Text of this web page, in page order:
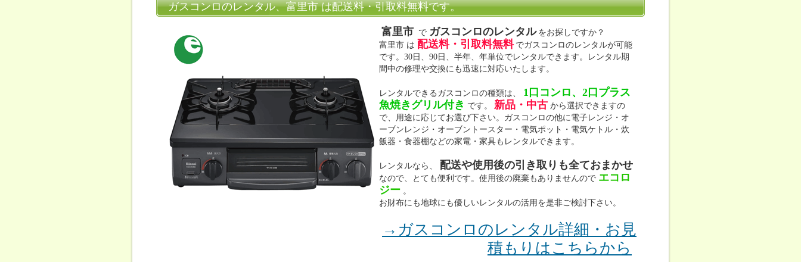
ガスコンロのレンタル、富里市 は配送料・引取料無料です。
富里市 で ガスコンロのレンタル をお探しですか？
富里市 は 配送料・引取料無料 でガスコンロのレンタルが可能
です。30日、90日、半年、年単位でレンタルできます。レンタル期
間中の修理や交換にも迅速に対応いたします。
レンタルできるガスコンロの種類は、
1口コンロ、2口プラス
魚焼きグリル付き です。 新品・中古 から選択できますの
で、用途に応じてお選び下さい。ガスコンロの他に電子レンジ・オ
ーブンレンジ・オーブントースター・電気ポット・電気ケトル・炊
飯器・食器棚などの家電・家具もレンタルできます。
レンタルなら、 配送や使用後の引き取りも全ておまかせ
なので、とても便利です。使用後の廃棄もありませんので エコロ
ジー 。
お財布にも地球にも優しいレンタルの活用を是非ご検討下さい。
→ガスコンロのレンタル詳細・お見
積もりはこちらから